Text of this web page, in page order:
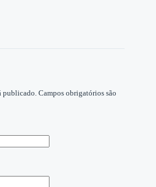
publicado. Campos obrigatórios são